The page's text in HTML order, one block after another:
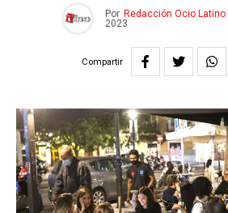
Por Redacción Ocio Latino|
2023
Compartir